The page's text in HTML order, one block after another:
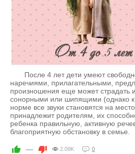
После 4 лет дети умеют
наречиями, прилагательными,
произношения еще может страдать
сонорными или шипящими (однако к
норме все звуки становятся на
принадлежит родителям, их
ребенка правильную, активную
благоприятную обстановку в семье.
— 2.09K 0